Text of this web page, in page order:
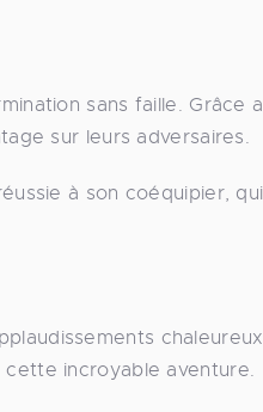
sans faille. Grâce
sur leurs adversaires.
à son coéquipier,
incroyable aventure.